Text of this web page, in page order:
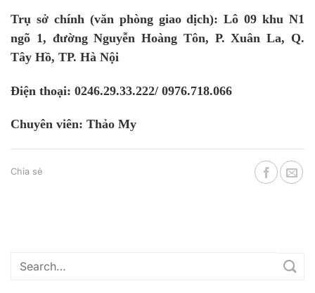
Trụ sở chính (văn phòng giao dịch): Lô 09 khu N1
ngõ 1, đường Nguyễn Hoàng Tôn, P. Xuân La, Q.
Tây Hồ, TP. Hà Nội
Điện thoại: 0246.29.33.222/ 0976.718.066
Chuyên viên: Thảo My
Chia sẻ